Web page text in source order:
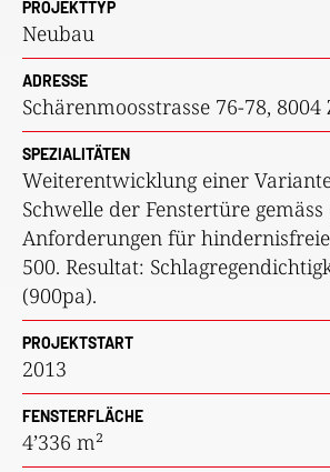
PROJEKTTYP
Neubau
ADRESSE
Schärenmoosstrasse 76-78, 8004
SPEZIALITÄTEN
Weiterentwicklung einer
Schwelle der Fenstertüre gemäss
Anforderungen für
500. Resultat:
(900pa).
PROJEKTSTART
2013
FENSTERFLÄCHE
4’336 m²